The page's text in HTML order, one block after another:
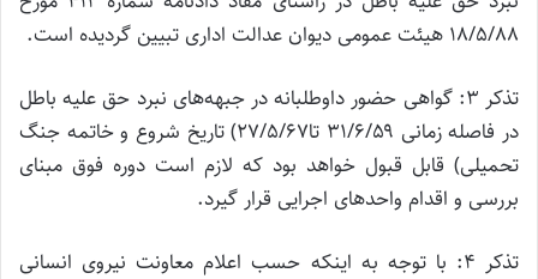
۱۸/۵/۸۸ هیئت عمومی دیوان عدالت اداری تبیین گردیده است.
تذکر ۳: گواهی حضور داوطلبانه در جبهه‌های نبرد حق علیه باطل
در فاصله زمانی ۳۱/۶/۵۹ تا۲۷/۵/۶۷) تاریخ شروع و خاتمه جنگ
تحمیلی) قابل قبول خواهد بود که لازم است دوره فوق مبنای
بررسی و اقدام واحدهای اجرایی قرار گیرد.
تذکر ۴: با توجه به اینکه حسب اعلام معاونت نیروی انسانی